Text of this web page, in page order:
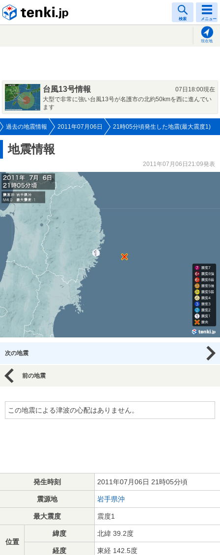
検索 メニュー
現在地
台風13号情報
07日18:00現在
大型で非常に強い台風13号が名護市の北約50kmを西に進んでい
ます
過去の地震情報 2011年07月06日 21時05分頃発生した地震(最大震度1)
地震情報
2011年07月06日21:09発表
次の地震
前の地震
この地震による津波の心配はありません。
発生時刻 2011年07月06日 21時05分頃
震源地 岩手県沖
最大震度 震度1
位置
緯度 北緯 39.2度
経度 東経 142.5度